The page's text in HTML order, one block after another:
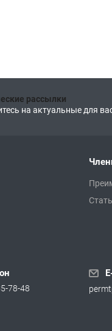
рассылки
на актуальные для
78-48